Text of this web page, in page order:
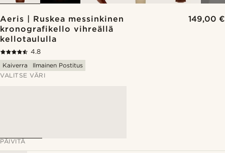
Aeris | Ruskea messinkinen
kronografikello vihreällä
kellotaululla
149,00 €
4.8
Kaiverra
Ilmainen Postitus
VALITSE VÄRI
PÄIVITÄ